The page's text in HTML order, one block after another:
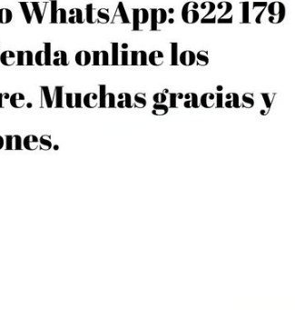
AYUDAS
En los últimos meses
MOVES III y tras la
Decreto el 13 de Abril